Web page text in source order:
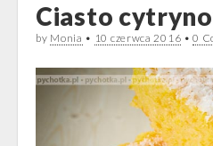
Ciasto
by Monia • 10 czerwca 2016 •0